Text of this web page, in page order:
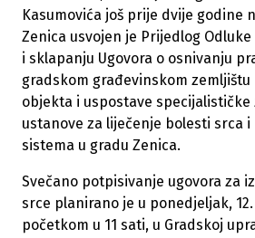
Kasumovića još prije dvije godine
Zenica usvojen je Prijedlog
i sklapanju Ugovora o osnivanju
gradskom građevinskom
objekta i uspostave specijalističke
ustanove za liječenje bolesti srca
sistema u gradu Zenica.
Svečano potpisivanje ugovora za
srce planirano je u ponedjeljak,
početkom u 11 sati, u Gradskoj